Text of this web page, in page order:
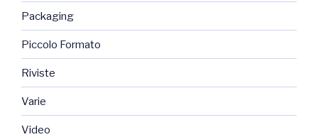
Packaging
Piccolo Formato
Riviste
Varie
Video